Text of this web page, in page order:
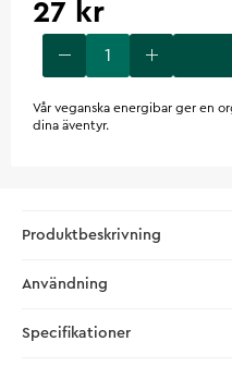
27 kr
Vår veganska energibar ger en
dina äventyr.
Produktbeskrivning
Användning
Specifikationer